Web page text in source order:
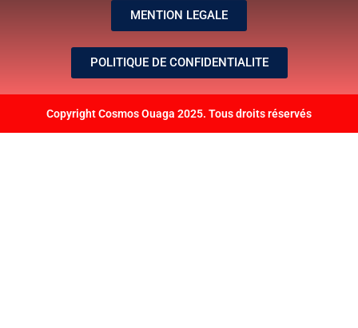
MENTION LEGALE
POLITIQUE DE CONFIDENTIALITE
Copyright Cosmos Ouaga 2025. Tous droits réservés